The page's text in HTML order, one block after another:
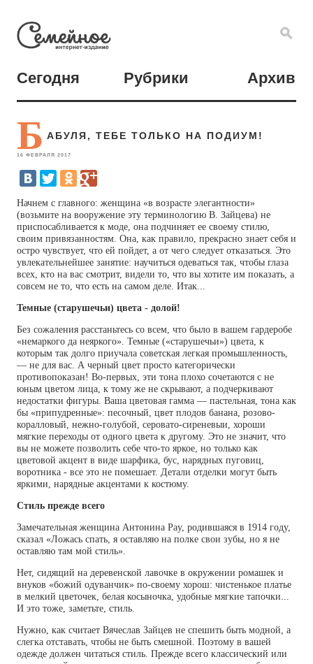
Сегодня Рубрики Архив
Б АБУЛЯ, ТЕБЕ ТОЛЬКО НА ПОДИУМ!
16 ФЕВРАЛЯ 2017
Начнем с главного: женщина «в возрасте элегантности»
(возьмите на вооружение эту терминологию В. Зайцева) не
приспосабливается к моде, она подчиняет ее своему стилю,
своим привязанностям. Она, как правило, прекрасно знает себя и
остро чувствует, что ей пойдет, а от чего следует отказаться. Это
увлекательнейшее занятие: научиться одеваться так, чтобы глаза
всех, кто на вас смотрит, видели то, что вы хотите им показать, а
совсем не то, что есть на самом деле. Итак...
Темные (старушечьи) цвета - долой!
Без сожаления расстаньтесь со всем, что было в вашем гардеробе
«немаркого да неяркого». Темные («старушечьи») цвета, к
которым так долго приучала советская легкая промышленность,
— не для вас. А черный цвет просто категорически
противопоказан! Во-первых, эти тона плохо сочетаются с не
юным цветом лица, к тому же не скрывают, а подчеркивают
недостатки фигуры. Ваша цветовая гамма — пастельная, тона как
бы «припудренные»: песочный, цвет плодов банана, розово-
коралловый, нежно-голубой, серовато-сиреневыи, хороши
мягкие переходы от одного цвета к другому. Это не значит, что
вы не можете позволить себе что-то яркое, но только как
цветовой акцент в виде шарфика, бус, нарядных пуговиц,
воротника - все это не помешает. Детали отделки могут быть
яркими, нарядные акцентами к костюму.
Стиль прежде всего
Замечательная женщина Антонина Pay, родившаяся в 1914 году,
сказал «Ложась спать, я оставляю на полке свои зубы, но я не
оставляю там мой стиль».
Нет, сидящий на деревенской лавочке в окружении ромашек и
внуков «божий одуванчик» по-своему хорош: чистенькое платье
в мелкий цветочек, белая косыночка, удобные мягкие тапочки...
И это тоже, заметьте, стиль.
Нужно, как считает Вячеслав Зайцев не спешить быть модной, а
слегка отставать, чтобы не быть смешной. Поэтому в вашей
одежде должен читаться стиль. Прежде всего классический или